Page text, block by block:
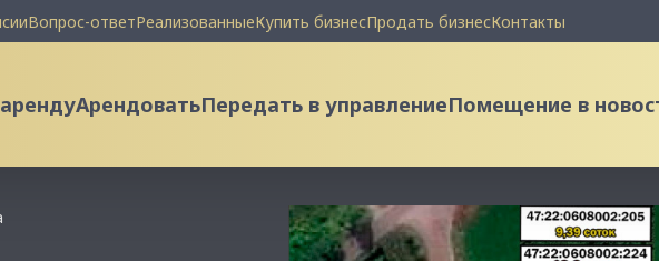
Вопрос-ответРеализованныеКупить бизнесПродать бизнесКонтакты
АрендоватьПередать в управлениеПомещение в